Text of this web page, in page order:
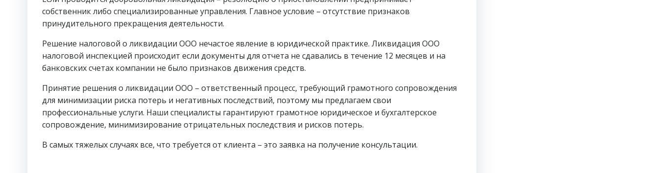
собственник либо специализированные управления. Главное условие – отсутствие признаков
принудительного прекращения деятельности.
Решение налоговой о ликвидации ООО нечастое явление в юридической практике. Ликвидация ООО
налоговой инспекцией происходит если документы для отчета не сдавались в течение 12 месяцев и на
банковских счетах компании не было признаков движения средств.
Принятие решения о ликвидации ООО – ответственный процесс, требующий грамотного сопровождения
для минимизации риска потерь и негативных последствий, поэтому мы предлагаем свои
профессиональные услуги. Наши специалисты гарантируют грамотное юридическое и бухгалтерское
сопровождение, минимизирование отрицательных последствия и рисков потерь.
В самых тяжелых случаях все, что требуется от клиента – это заявка на получение консультации.